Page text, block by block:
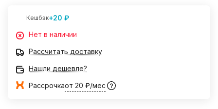
Кешбэк+20 ₽
Нет в наличии
Рассчитать доставку
Нашли дешевле?
Рассрочкаот 20 ₽/мес